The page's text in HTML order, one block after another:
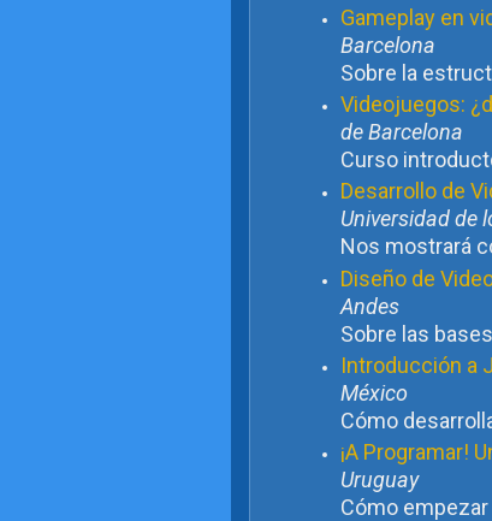
Gameplay en
Barcelona
Sobre la
Videojuegos:
de Barcelona
Curso
Desarrollo de
Universidad de
Nos mostrará
Diseño de
Andes
Sobre las
Introducción a
México
Cómo
¡A Programar!
Uruguay
Cómo